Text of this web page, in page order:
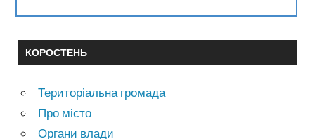
КОРОСТЕНЬ
Територіальна громада
Про місто
Органи влади